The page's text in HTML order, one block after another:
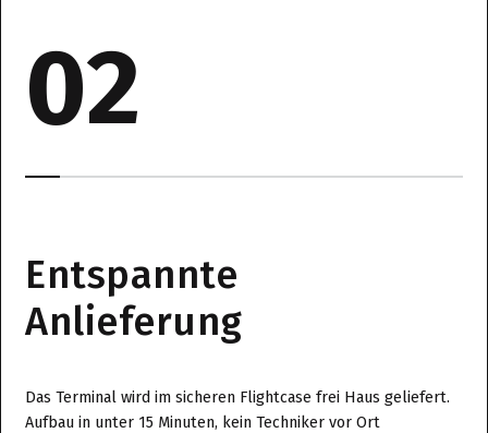
02
Entspannte
Anlieferung
Das Terminal wird im sicheren Flightcase frei Haus geliefert.
Aufbau in unter 15 Minuten, kein Techniker vor Ort